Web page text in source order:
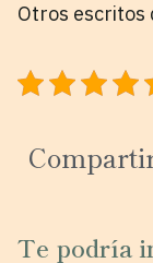
Otros escritos
Te podría